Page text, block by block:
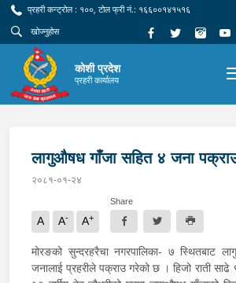
प्रहरी कन्ट्रोल : १००, टोल फ्री नं.: १६६००१४१५१६
कोशी प्रदेश
प्रहरी कार्यालय
लागुऔषध गाँजा सहित ४ जना
२०८१-०१-२४
A A- A+
Share
मोरङको सुन्दरहरैचा नगरपालिका- ७ स्थितबाट
जनालाई प्रहरीले पक्राउ गरेको छ । हिजो राती